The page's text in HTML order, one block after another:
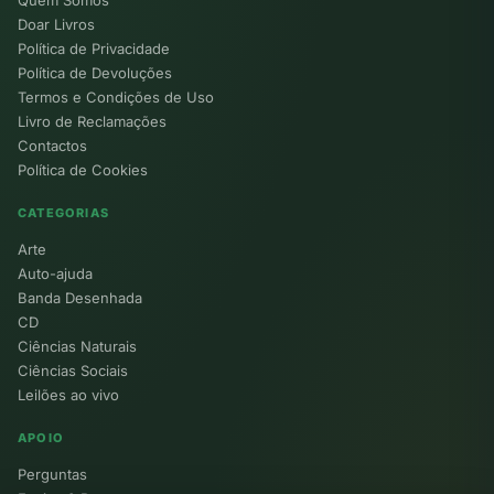
Doar Livros
Política de Privacidade
Política de Devoluções
Termos e Condições de Uso
Livro de Reclamações
Contactos
Política de Cookies
CATEGORIAS
Arte
Auto-ajuda
Banda Desenhada
CD
Ciências Naturais
Ciências Sociais
Leilões ao vivo
APOIO
Perguntas